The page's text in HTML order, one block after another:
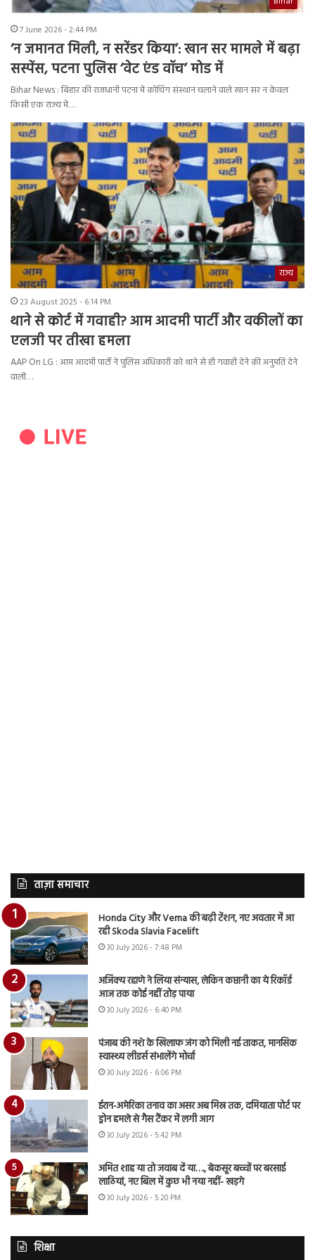
7 June 2026 - 2:44 PM
‘न जमानत मिली, न सरेंडर किया’: खान सर मामले में बढ़ा
सस्पेंस, पटना पुलिस ‘वेट एंड वॉच’ मोड में
Bihar News : बिहार की राजधानी पटना में कोचिंग संस्थान चलाने वाले खान सर न केवल
किसी एक राज्य में…
राज्य
23 August 2025 - 6:14 PM
थाने से कोर्ट में गवाही? आम आदमी पार्टी और वकीलों का
एलजी पर तीखा हमला
AAP On LG : आम आदमी पार्टी ने पुलिस अधिकारी को थाने से ही गवाही देने की अनुमति देने
वाली…
ताज़ा समाचार
Honda City और Verna की बढ़ी टेंशन, नए अवतार में आ
रही Skoda Slavia Facelift
30 July 2026 - 7:48 PM
अजिंक्य रहाणे ने लिया संन्यास, लेकिन कप्तानी का ये रिकॉर्ड
आज तक कोई नहीं तोड़ पाया
30 July 2026 - 6:40 PM
पंजाब की नशे के खिलाफ जंग को मिली नई ताकत, मानसिक
स्वास्थ्य लीडर्स संभालेंगे मोर्चा
30 July 2026 - 6:06 PM
ईरान-अमेरिका तनाव का असर अब मिस्र तक, दमियाता पोर्ट पर
ड्रोन हमले से गैस टैंकर में लगी आग
30 July 2026 - 5:42 PM
अमित शाह या तो जवाब दें या…., बेकसूर बच्चों पर बरसाई
लाठियां, नए बिल में कुछ भी नया नहीं- खड़गे
30 July 2026 - 5:20 PM
शिक्षा